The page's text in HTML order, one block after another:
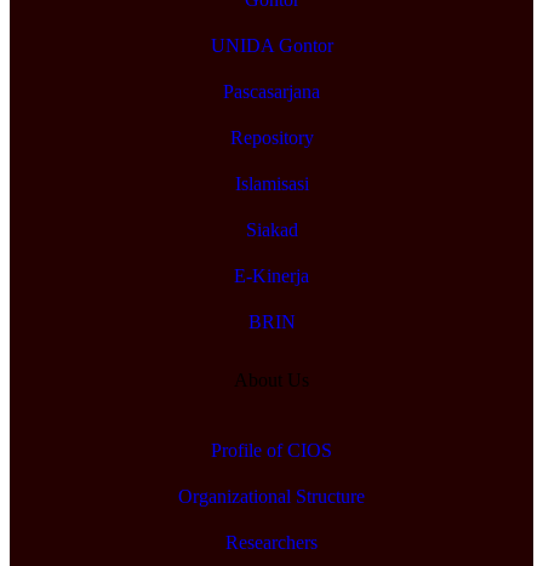
UNIDA Gontor
Pascasarjana
Repository
Islamisasi
Siakad
E-Kinerja
BRIN
About Us
Profile of CIOS
Organizational Structure
Researchers